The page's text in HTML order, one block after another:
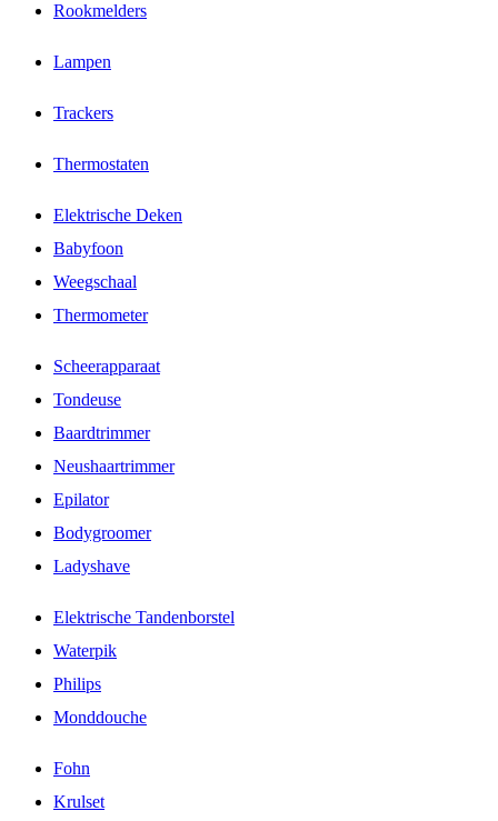
Rookmelders
Lampen
Trackers
Thermostaten
Elektrische Deken
Babyfoon
Weegschaal
Thermometer
Scheerapparaat
Tondeuse
Baardtrimmer
Neushaartrimmer
Epilator
Bodygroomer
Ladyshave
Elektrische Tandenborstel
Waterpik
Philips
Monddouche
Fohn
Krulset